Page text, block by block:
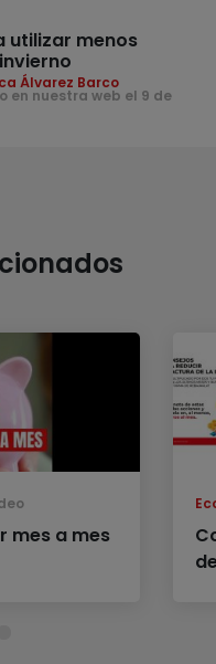
utilizar menos
Álvarez Barco
en nuestra web el 9 de
mes a mes